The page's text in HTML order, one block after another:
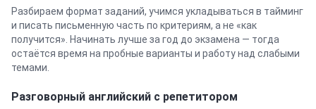
Разбираем формат заданий, учимся укладываться в тайминг
и писать письменную часть по критериям, а не «как
получится». Начинать лучше за год до экзамена — тогда
остаётся время на пробные варианты и работу над слабыми
темами.
Разговорный английский с репетитором